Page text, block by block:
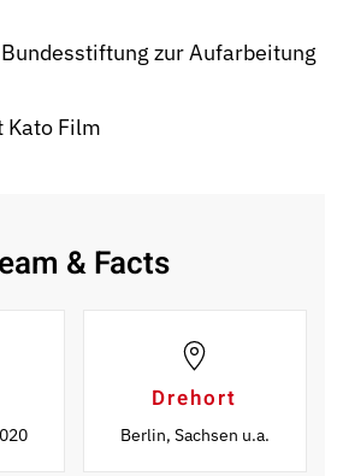
zur Aufarbeitung
Kato Film
& Facts
Drehort
Berlin, Sachsen u.a.